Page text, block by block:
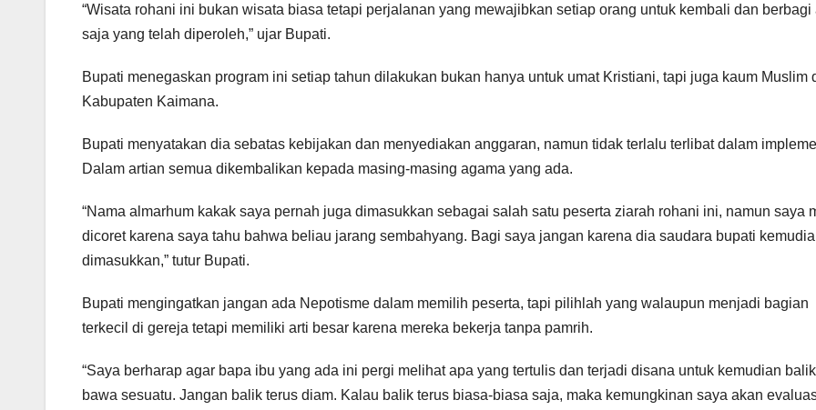
“Wisata rohani ini bukan wisata biasa tetapi perjalanan yang mewajibkan setiap orang untuk kembali dan berbagi
saja yang telah diperoleh,” ujar Bupati.
Bupati menegaskan program ini setiap tahun dilakukan bukan hanya untuk umat Kristiani, tapi juga kaum Muslim
Kabupaten Kaimana.
Bupati menyatakan dia sebatas kebijakan dan menyediakan anggaran, namun tidak terlalu terlibat dalam
Dalam artian semua dikembalikan kepada masing-masing agama yang ada.
“Nama almarhum kakak saya pernah juga dimasukkan sebagai salah satu peserta ziarah rohani ini, namun saya
dicoret karena saya tahu bahwa beliau jarang sembahyang. Bagi saya jangan karena dia saudara bupati
dimasukkan,” tutur Bupati.
Bupati mengingatkan jangan ada Nepotisme dalam memilih peserta, tapi pilihlah yang walaupun menjadi bagian
terkecil di gereja tetapi memiliki arti besar karena mereka bekerja tanpa pamrih.
“Saya berharap agar bapa ibu yang ada ini pergi melihat apa yang tertulis dan terjadi disana untuk kemudian
bawa sesuatu. Jangan balik terus diam. Kalau balik terus biasa-biasa saja, maka kemungkinan saya akan